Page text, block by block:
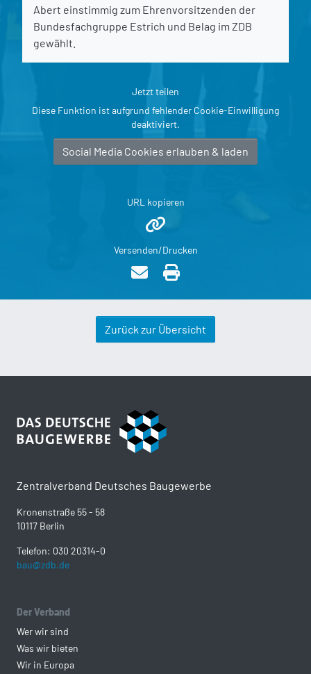
Abert einstimmig zum Ehrenvorsitzenden der
Bundesfachgruppe Estrich und Belag im ZDB
gewählt.
Jetzt teilen
Diese Funktion ist aufgrund fehlender Cookie-Einwilligung
deaktiviert.
Social Media Cookies erlauben & laden
URL kopieren
Versenden/Drucken
Zurück zur Übersicht
Zentralverband Deutsches Baugewerbe
Kronenstraße 55 - 58
10117 Berlin
Telefon: 030 20314-0
bau@zdb.de
Der Verband
Wer wir sind
Was wir bieten
Wir in Europa